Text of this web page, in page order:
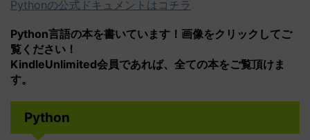
Pythonの公式ドキュメントはコチラ
Python言語の本を書いています！画像をクリックしてご
覧ください！
KindleUnlimited会員であれば、全ての本をご覧頂けま
す。
Python